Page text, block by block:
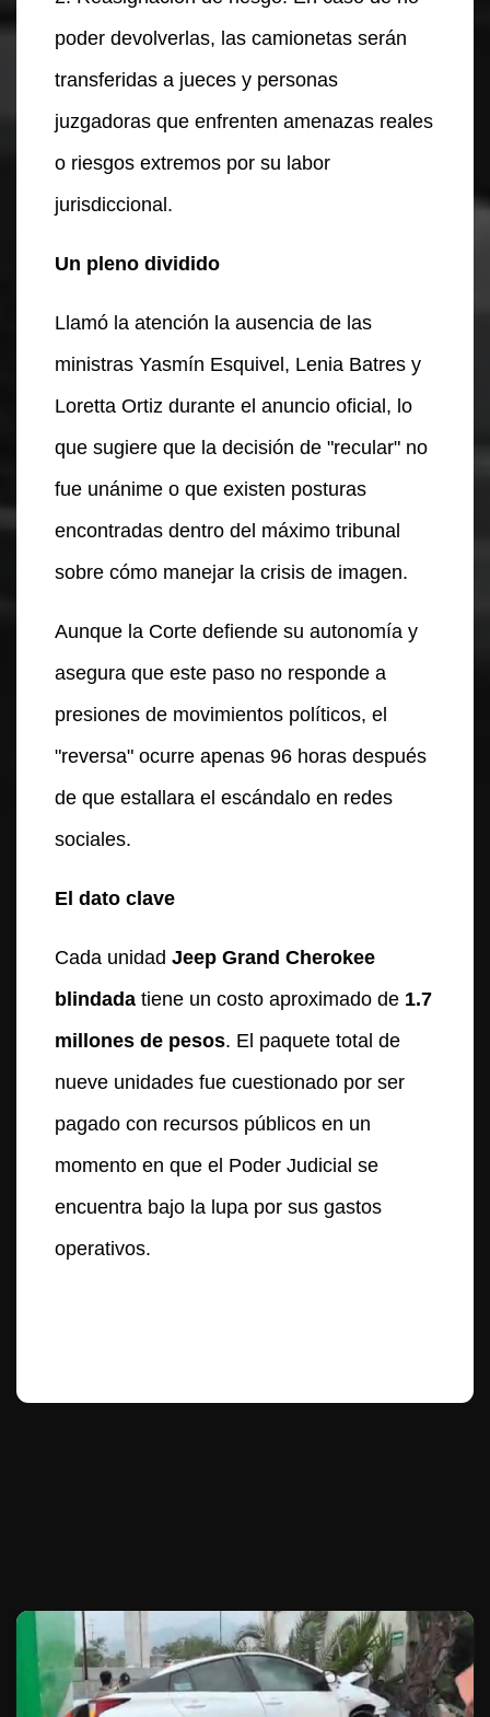
poder devolverlas, las camionetas serán
transferidas a jueces y personas
juzgadoras que enfrenten amenazas reales
o riesgos extremos por su labor
jurisdiccional.
Un pleno dividido
Llamó la atención la ausencia de las
ministras Yasmín Esquivel, Lenia Batres y
Loretta Ortiz durante el anuncio oficial, lo
que sugiere que la decisión de "recular" no
fue unánime o que existen posturas
encontradas dentro del máximo tribunal
sobre cómo manejar la crisis de imagen.
Aunque la Corte defiende su autonomía y
asegura que este paso no responde a
presiones de movimientos políticos, el
"reversa" ocurre apenas 96 horas después
de que estallara el escándalo en redes
sociales.
El dato clave
Cada unidad Jeep Grand Cherokee
blindada tiene un costo aproximado de 1.7
millones de pesos. El paquete total de
nueve unidades fue cuestionado por ser
pagado con recursos públicos en un
momento en que el Poder Judicial se
encuentra bajo la lupa por sus gastos
operativos.